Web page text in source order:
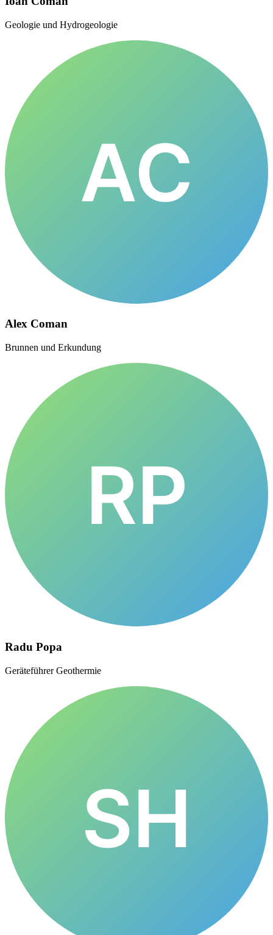
Geologie und Hydrogeologie
AC
Alex Coman
Brunnen und Erkundung
RP
Radu Popa
Geräteführer Geothermie
SH